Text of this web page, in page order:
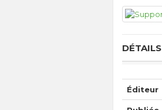
DÉTAILS
Éditeur